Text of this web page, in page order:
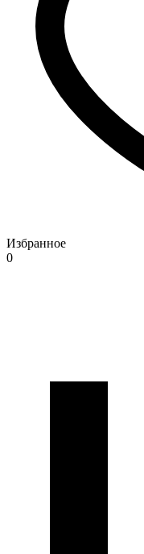
Избранное
0